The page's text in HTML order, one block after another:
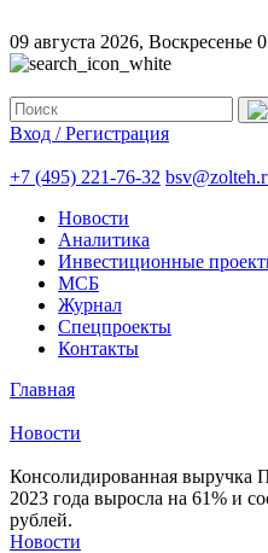
09 августа 2026, Воскресенье
Вход / Регистрация
+7 (495) 221-76-32
Новости
Аналитика
Инвестиционные
МСБ
Журнал
Спецпроекты
Контакты
Главная
Новости
Консолидированная выручка
2023 года выросла на 61% и
рублей.
Новости